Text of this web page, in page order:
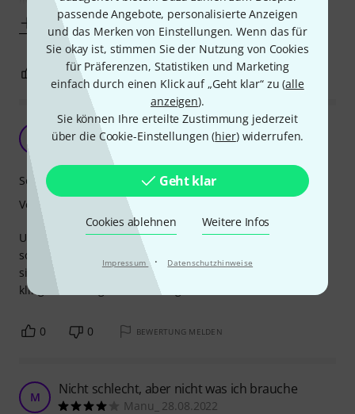
passende Angebote, personalisierte Anzeigen
und das Merken von Einstellungen. Wenn das für
Sie okay ist, stimmen Sie der Nutzung von Cookies
für Präferenzen, Statistiken und Marketing
einfach durch einen Klick auf „Geht klar“ zu (alle
anzeigen).
Sie können Ihre erteilte Zustimmung jederzeit
über die Cookie-Einstellungen (hier) widerrufen.
Geht klar
Cookies ablehnen Weitere Infos
Impressum · Datenschutzhinweise
Mehr anzeigen
5 BEWERTUNG MELDEN
Preis-Leistung (du weißt schon.)
Tom B. aus N. 22.02.2022
Um schnell mal eine Gitarre zu besaiten, auf der dann
sowieso Hinz und Kunz herumzupfen (Musikschule z. B.)
sind diese Saiten wirklich toll. Man kann sie stimmen, sie
klingen halbwegs und kosten gar nicht viel.
Sound
Verarbeitung
0 0 BEWERTUNG MELDEN
M Nicht schlecht, aber nicht was ich brauche
Manu_ 28.08.2022